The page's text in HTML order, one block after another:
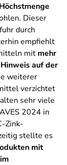
Höchstmenge
Dieser
durch
empfiehlt
mit mehr
Hinweis auf der
weiterer
verzichtet
sehr viele
2024 in
Zink-
stellte es
mit